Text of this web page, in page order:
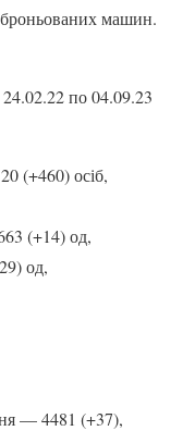
броньованих машин.
24.02.22 по 04.09.23
(+460) осіб,
(+14) од,
од,
— 4481 (+37),